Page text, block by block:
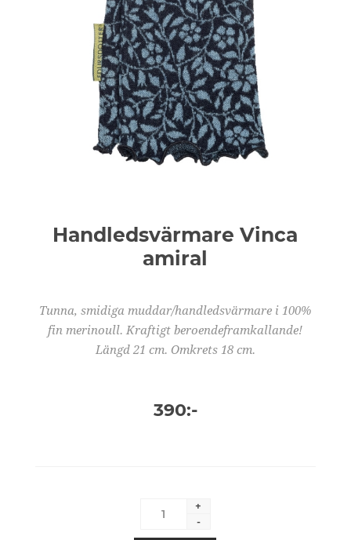
Handledsvärmare Vinca
amiral
Tunna, smidiga muddar/handledsvärmare i 100%
fin merinoull. Kraftigt beroendeframkallande!
Längd 21 cm. Omkrets 18 cm.
390:-
+
-